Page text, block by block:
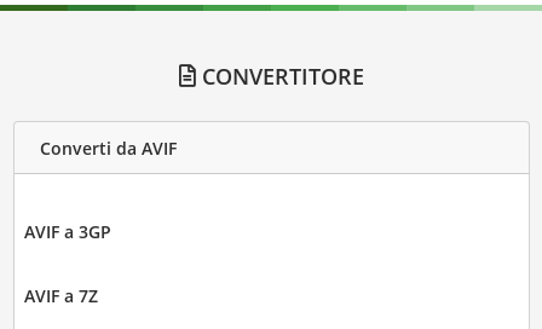
CONVERTITORE
Converti da AVIF
AVIF a 3GP
AVIF a 7Z